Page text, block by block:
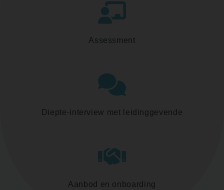
Assessment
Diepte-interview met leidinggevende
Aanbod en onboarding